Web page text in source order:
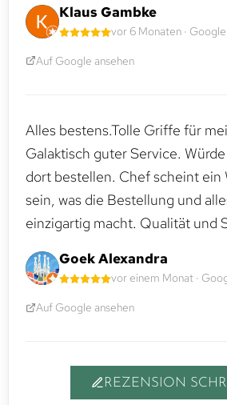
Klaus Gambke
vor 6 Monaten · Google
Auf Google ansehen
Alles bestens.Tolle Griffe für
Galaktisch guter Service.
dort bestellen. Chef scheint ein
sein, was die Bestellung und
einzigartig macht. Qualität und
Goek Alexandra
vor einem Monat ·
Auf Google ansehen
REZENSION